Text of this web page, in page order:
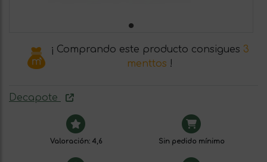
¡ Comprando este producto consigues 3
menttos !
Decapote
Valoración: 4,6 Sin pedido mínimo